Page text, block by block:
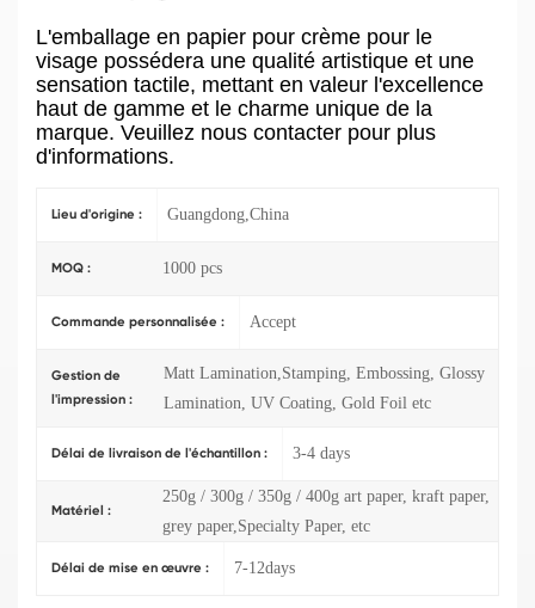
L'emballage en papier pour crème pour le
visage possédera une qualité artistique et une
sensation tactile, mettant en valeur l'excellence
haut de gamme et le charme unique de la
marque. Veuillez nous contacter pour plus
d'informations.
Lieu d'origine : Guangdong,China
MOQ : 1000 pcs
Commande personnalisée : Accept
Gestion de
l'impression :
Matt Lamination,Stamping, Embossing, Glossy
Lamination, UV Coating, Gold Foil etc
Délai de livraison de l'échantillon : 3-4 days
Matériel :
250g / 300g / 350g / 400g art paper, kraft paper,
grey paper,Specialty Paper, etc
Délai de mise en œuvre : 7-12days